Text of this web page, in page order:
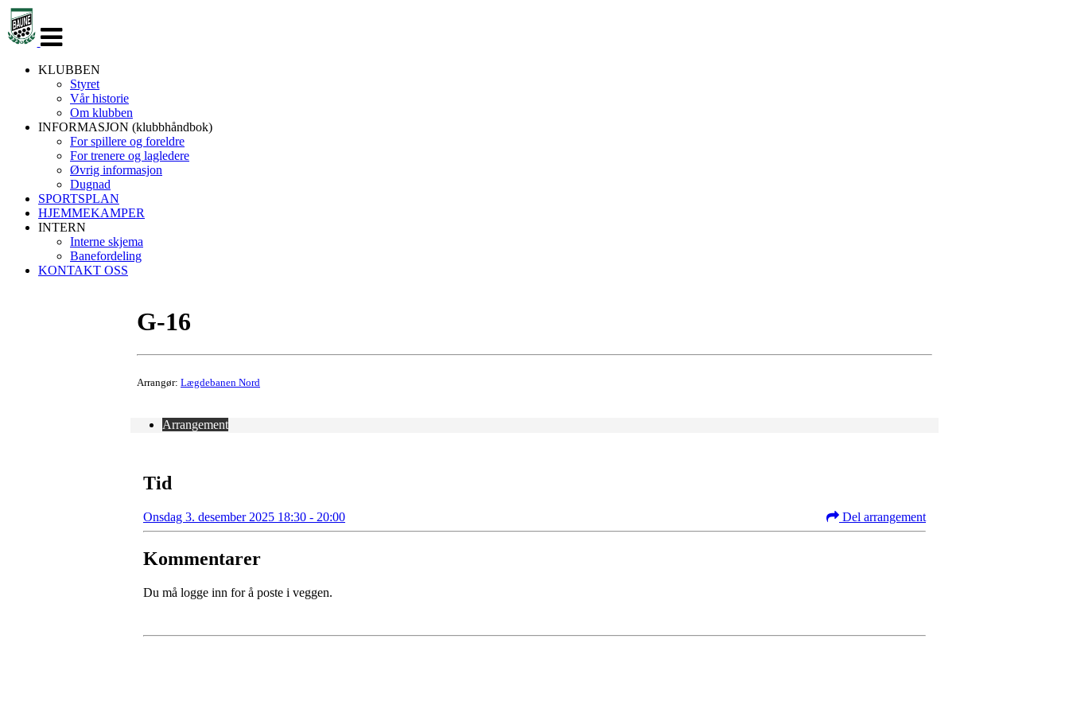
navigasjon
KLUBBEN
Styret
Vår historie
Om klubben
INFORMASJON (klubbhåndbok)
For spillere og foreldre
For trenere og lagledere
Øvrig informasjon
Dugnad
SPORTSPLAN
HJEMMEKAMPER
INTERN
Interne skjema
Banefordeling
KONTAKT OSS
G-16
Arrangør: Lægdebanen Nord
Arrangement
Tid
Onsdag 3. desember 2025 18:30 - 20:00 Del arrangement
Kommentarer
Du må logge inn for å poste i veggen.